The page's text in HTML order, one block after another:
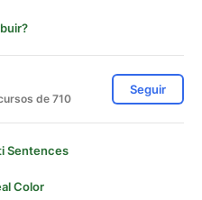
de 710
Seguir
Sentences
Color